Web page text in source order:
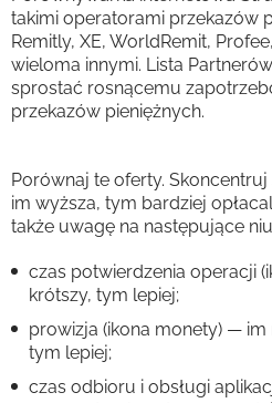
takimi operatorami przekazów
Remitly, XE, WorldRemit,
wieloma innymi. Lista
sprostać rosnącemu
przekazów pieniężnych.
Porównaj te oferty.
im wyższa, tym bardziej
także uwagę na następujące
czas potwierdzenia operacji
krótszy, tym lepiej;
prowizja (ikona monety) —
tym lepiej;
czas odbioru i obsługi